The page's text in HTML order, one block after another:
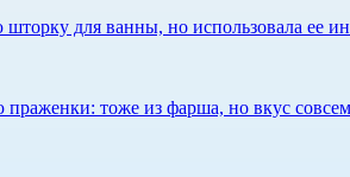
для ванны, но использовала ее
праженки: тоже из фарша, но вкус